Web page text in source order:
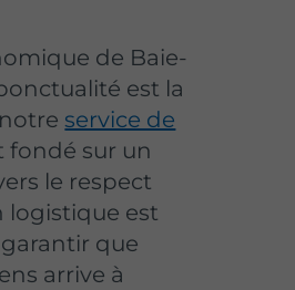
de Baie-
est la
notreservice de
fondé sur un
le respect
logistique est
que
arrive à